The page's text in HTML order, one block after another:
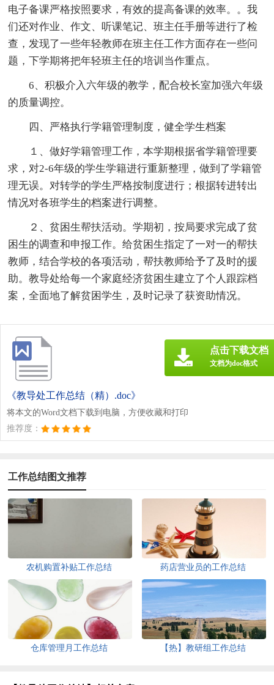
电子备课严格按照要求，有效的提高备课的效率。。我
们还对作业、作文、听课笔记、班主任手册等进行了检
查，发现了一些年轻教师在班主任工作方面存在一些问
题，下学期将把年轻班主任的培训当作重点。
6、积极介入六年级的教学，配合校长室加强六年级
的质量调控。
四、严格执行学籍管理制度，健全学生档案
１、做好学籍管理工作，本学期根据省学籍管理要
求，对2-6年级的学生学籍进行重新整理，做到了学籍管
理无误。对转学的学生严格按制度进行；根据转进转出
情况对各班学生的档案进行调整。
２、贫困生帮扶活动。学期初，按局要求完成了贫
困生的调查和申报工作。给贫困生指定了一对一的帮扶
教师，结合学校的各项活动，帮扶教师给予了及时的援
助。教导处给每一个家庭经济贫困生建立了个人跟踪档
案，全面地了解贫困学生，及时记录了获资助情况。
《教导处工作总结（精）.doc》
将本文的Word文档下载到电脑，方便收藏和打印
推荐度：
点击下载文档
文档为doc格式
工作总结图文推荐
农机购置补贴工作总结 药店营业员的工作总结
仓库管理月工作总结 【热】教研组工作总结